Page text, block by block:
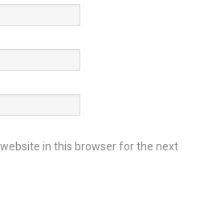
in this browser for the next